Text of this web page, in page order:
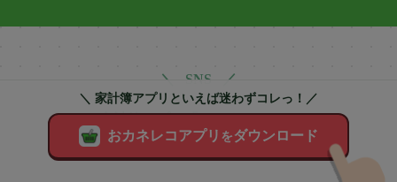
＼ SNS ／
家計簿アプリ「おカネレコ」の
SNS
＼ 家計簿アプリといえば迷わずコレっ！／
おカネレコアプリ をダウンロード